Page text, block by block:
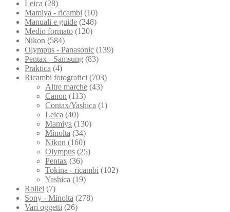
Leica (28)
Mamiya - ricambi (10)
Manuali e guide (248)
Medio formato (120)
Nikon (584)
Olympus - Panasonic (139)
Pentax - Samsung (83)
Praktica (4)
Ricambi fotografici (703)
Altre marche (43)
Canon (113)
Contax/Yashica (1)
Leica (40)
Mamiya (130)
Minolta (34)
Nikon (160)
Olympus (25)
Pentax (36)
Tokina - ricambi (102)
Yashica (19)
Rollei (7)
Sony - Minolta (278)
Vari oggetti (26)